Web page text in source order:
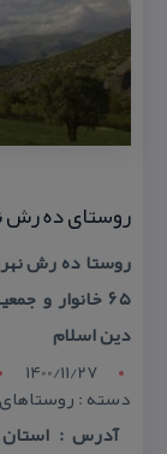
روستای ده رش
دین اسلام
1400/11/27
دسته : روستاهای
آدرس : استان